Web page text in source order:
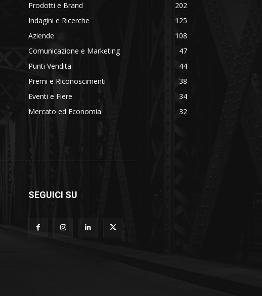
Prodotti e Brand
202
Indagini e Ricerche
125
Aziende
108
Comunicazione e Marketing
47
Punti Vendita
44
Premi e Riconoscimenti
38
Eventi e Fiere
34
Mercato ed Economia
32
SEGUICI SU